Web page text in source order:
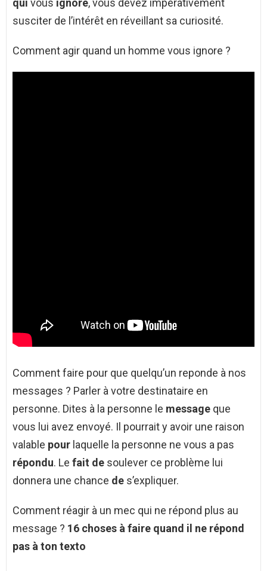
qui vous ignore, vous devez impérativement
susciter de l’intérêt en réveillant sa curiosité.
Comment agir quand un homme vous ignore ?
Comment faire pour que quelqu’un reponde à nos
messages ? Parler à votre destinataire en
personne. Dites à la personne le message que
vous lui avez envoyé. Il pourrait y avoir une raison
valable pour laquelle la personne ne vous a pas
répondu. Le fait de soulever ce problème lui
donnera une chance de s’expliquer.
Comment réagir à un mec qui ne répond plus au
message ? 16 choses à faire quand il ne répond
pas à ton texto